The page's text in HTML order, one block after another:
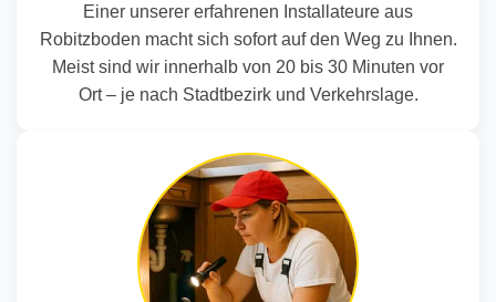
Einer unserer erfahrenen Installateure aus
Robitzboden macht sich sofort auf den Weg zu Ihnen.
Meist sind wir innerhalb von 20 bis 30 Minuten vor
Ort – je nach Stadtbezirk und Verkehrslage.